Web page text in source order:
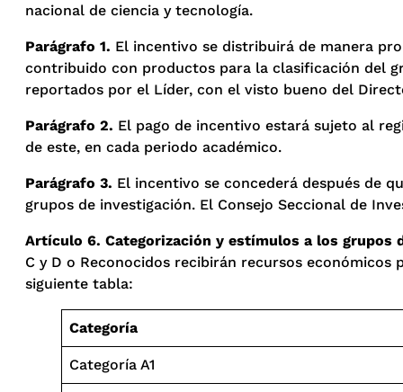
nacional de ciencia y tecnología.
Parágrafo 1. El incentivo se distribuirá de manera
contribuido con productos para la clasificación del
reportados por el Líder, con el visto bueno del
Parágrafo 2. El pago de incentivo estará sujeto al
de este, en cada periodo académico.
Parágrafo 3. El incentivo se concederá después de
grupos de investigación. El Consejo Seccional de
Artículo 6. Categorización y estímulos a los grupos
C y D o Reconocidos recibirán recursos
siguiente tabla:
Categoría
Categoría A1